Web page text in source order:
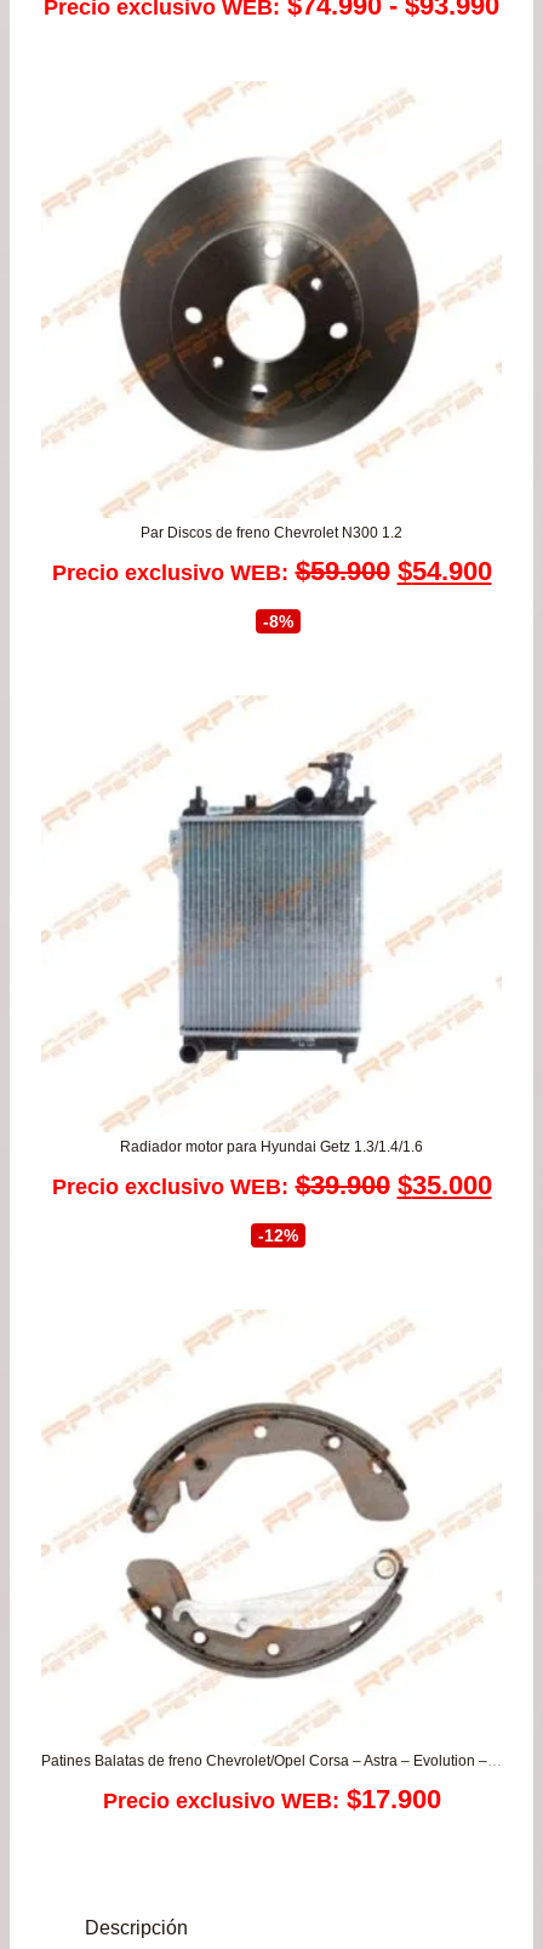
Precio exclusivo WEB:
Par Discos de freno Chevrolet N300 1.2
Precio exclusivo WEB: $59.900 El
era:
$59.900.
$54.900El
-8%
Radiador motor para Hyundai Getz 1.3/1.4/1.6
Precio exclusivo WEB: $39.900 El
era:
$39.900.
$35.000El
-12%
Patines Balatas de freno Chevrolet/Opel Corsa – Astra – Evolution – Onix – Prisma
Precio exclusivo WEB: $17.900
Descripción